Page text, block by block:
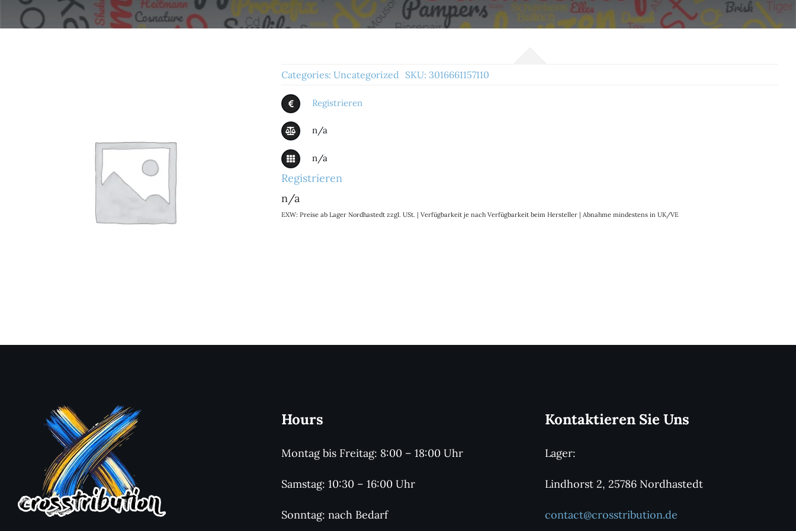
Categories:Uncategorized SKU:3016661157110
Registrieren
n/a
n/a
Registrieren
n/a
EXW: Preise ab Lager Nordhastedt zzgl. USt. | Verfügbarkeit je nach Verfügbarkeit beim Hersteller | Abnahme mindestens in UK/VE
Hours
Montag bis Freitag: 8:00 – 18:00 Uhr
Samstag: 10:30 – 16:00 Uhr
Sonntag: nach Bedarf
Kontaktieren Sie Uns
Lager:
Lindhorst 2, 25786 Nordhastedt
contact@crosstribution.de